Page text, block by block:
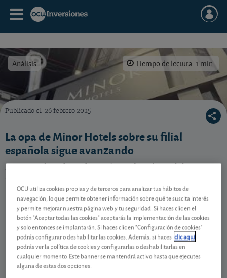
Análisis Tiempo de lectura: 1 min.
Publicado el 26 febrero 2025
La opa de Minor Hotels sobre su filial
española sigue avanzando
La CNMV ha admitido a trámite la solicitud de
sobre la antigua NH Hotels.
Contenido reservado a SOCIOS
Gestiona tu dinero con visión
experta
OCU utiliza cookies propias y de terceros para analizar tus hábitos de
navegación, lo que permite obtener información sobre qué te suscita interés
y permite mejorar nuestra página web y tu seguridad. Si haces clic en el
botón "Aceptar todas las cookies" aceptarás la implementación de las cookies
y solo entonces se implantarán. Si haces clic en "Configuración de cookies"
podrás configurar o deshabilitar las cookies. Además, si haces clic aquí
podrás ver la política de cookies y configurarlas o deshabilitarlas en
cualquier momento. Este banner se mantendrá activo hasta que ejecutes
alguna de estas dos opciones.